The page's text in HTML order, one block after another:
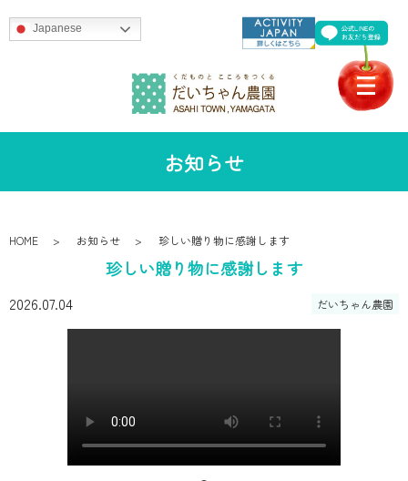
Japanese
お知らせ
HOME お知らせ 珍しい贈り物に感謝します
珍しい贈り物に感謝します
2026.07.04 だいちゃん農園